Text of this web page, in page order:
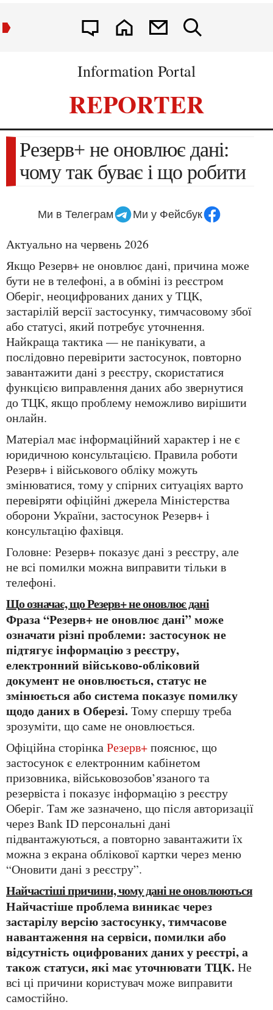
Information Portal
REPORTER
Резерв+ не оновлює дані:
чому так буває і що робити
Ми в Телеграм Ми у Фейсбук
Актуально на червень 2026
Якщо Резерв+ не оновлює дані, причина може
бути не в телефоні, а в обміні із реєстром
Оберіг, неоцифрованих даних у ТЦК,
застарілій версії застосунку, тимчасовому збої
або статусі, який потребує уточнення.
Найкраща тактика — не панікувати, а
послідовно перевірити застосунок, повторно
завантажити дані з реєстру, скористатися
функцією виправлення даних або звернутися
до ТЦК, якщо проблему неможливо вирішити
онлайн.
Матеріал має інформаційний характер і не є
юридичною консультацією. Правила роботи
Резерв+ і військового обліку можуть
змінюватися, тому у спірних ситуаціях варто
перевіряти офіційні джерела Міністерства
оборони України, застосунок Резерв+ і
консультацію фахівця.
Головне: Резерв+ показує дані з реєстру, але
не всі помилки можна виправити тільки в
телефоні.
Що означає, що Резерв+ не оновлює дані
Фраза “Резерв+ не оновлює дані” може
означати різні проблеми: застосунок не
підтягує інформацію з реєстру,
електронний військово-обліковий
документ не оновлюється, статус не
змінюється або система показує помилку
щодо даних в Оберезі. Тому спершу треба
зрозуміти, що саме не оновлюється.
Офіційна сторінкаРезерв+пояснює, що
застосунок є електронним кабінетом
призовника, військовозобов’язаного та
резервіста і показує інформацію з реєстру
Оберіг. Там же зазначено, що після авторизації
через Bank ID персональні дані
підвантажуються, а повторно завантажити їх
можна з екрана облікової картки через меню
“Оновити дані з реєстру”.
Найчастіші причини, чому дані не оновлюються
Найчастіше проблема виникає через
застарілу версію застосунку, тимчасове
навантаження на сервіси, помилки або
відсутність оцифрованих даних у реєстрі, а
також статуси, які має уточнювати ТЦК. Не
всі ці причини користувач може виправити
самостійно.